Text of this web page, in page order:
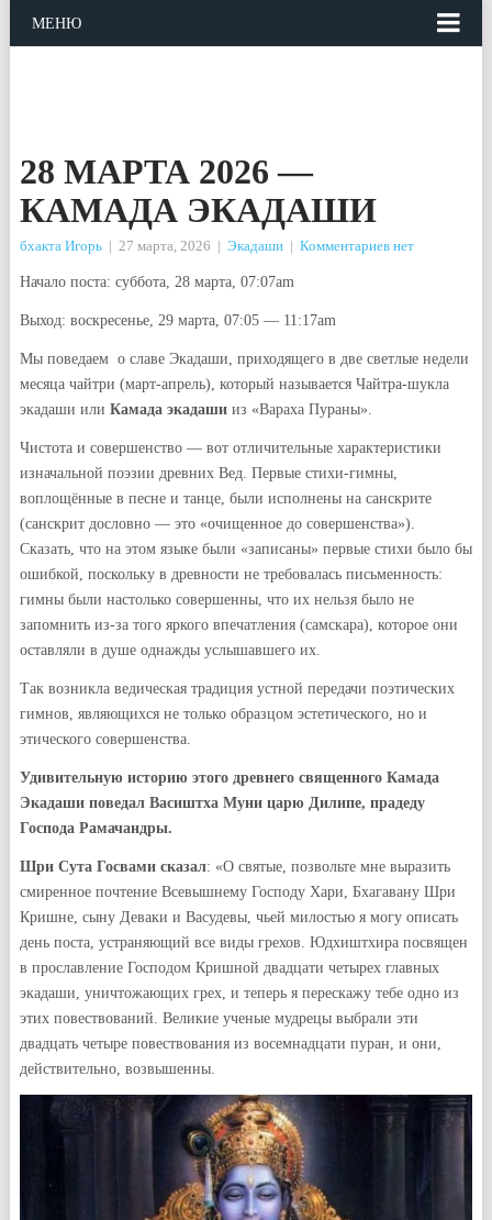
МЕНЮ
28 МАРТА 2026 —
КАМАДА ЭКАДАШИ
бхакта Игорь | 27 марта, 2026 | Экадаши | Комментариев нет
Начало поста: суббота, 28 марта, 07:07am
Выход: воскресенье, 29 марта, 07:05 — 11:17am
Мы поведаем о славе Экадаши, приходящего в две светлые недели
месяца чайтри (март-апрель), который называется Чайтра-шукла
экадаши или Камада экадашииз «Вараха Пураны».
Чистота и совершенство — вот отличительные характеристики
изначальной поэзии древних Вед. Первые стихи-гимны,
воплощённые в песне и танце, были исполнены на санскрите
(санскрит дословно — это «очищенное до совершенства»).
Сказать, что на этом языке были «записаны» первые стихи было бы
ошибкой, поскольку в древности не требовалась письменность:
гимны были настолько совершенны, что их нельзя было не
запомнить из-за того яркого впечатления (самскара), которое они
оставляли в душе однажды услышавшего их.
Так возникла ведическая традиция устной передачи поэтических
гимнов, являющихся не только образцом эстетического, но и
этического совершенства.
Удивительную историю этого древнего священного Камада
Экадаши поведал Васиштха Муни царю Дилипе, прадеду
Господа Рамачандры.
Шри Сута Госвами сказал: «О святые, позвольте мне выразить
смиренное почтение Всевышнему Господу Хари, Бхагавану Шри
Кришне, сыну Деваки и Васудевы, чьей милостью я могу описать
день поста, устраняющий все виды грехов. Юдхиштхира посвящен
в прославление Господом Кришной двадцати четырех главных
экадаши, уничтожающих грех, и теперь я перескажу тебе одно из
этих повествований. Великие ученые мудрецы выбрали эти
двадцать четыре повествования из восемнадцати пуран, и они,
действительно, возвышенны.